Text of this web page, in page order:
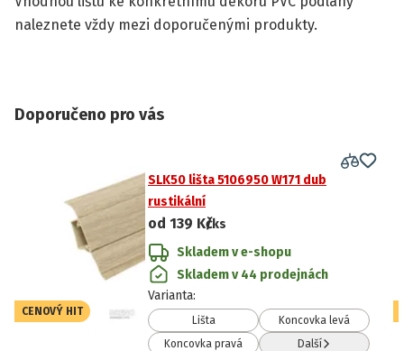
naleznete vždy mezi doporučenými produkty.
Doporučeno pro vás
CENOVÝ HIT
SLK50 lišta 5106950 W171 dub
rustikální
od 139 Kč/ks
Skladem v e-shopu
Skladem v 44 prodejnách
Varianta:
Lišta
Koncovka levá
Koncovka pravá
Další